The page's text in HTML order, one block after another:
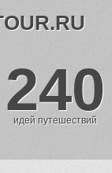
240
идей путешествий